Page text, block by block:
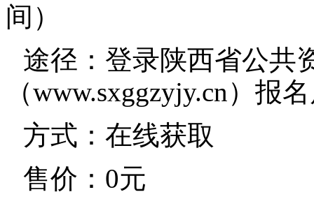
间）
途径：登录陕西省公共
（www.sxggzyjy.cn）报
方式：在线获取
售价：0元